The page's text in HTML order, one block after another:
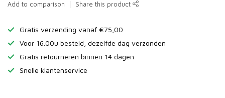
Add to comparison Share this product
Gratis verzending vanaf €75,00
Voor 16.00u besteld, dezelfde dag verzonden
Gratis retourneren binnen 14 dagen
Snelle klantenservice